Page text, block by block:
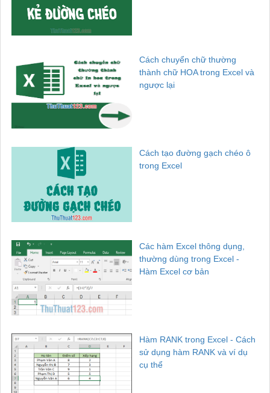
Cách chuyển chữ thường
thành chữ HOA trong Excel và
ngược lại
Cách tạo đường gạch chéo ô
trong Excel
Các hàm Excel thông dụng,
thường dùng trong Excel -
Hàm Excel cơ bản
Hàm RANK trong Excel - Cách
sử dụng hàm RANK và ví dụ
cụ thể